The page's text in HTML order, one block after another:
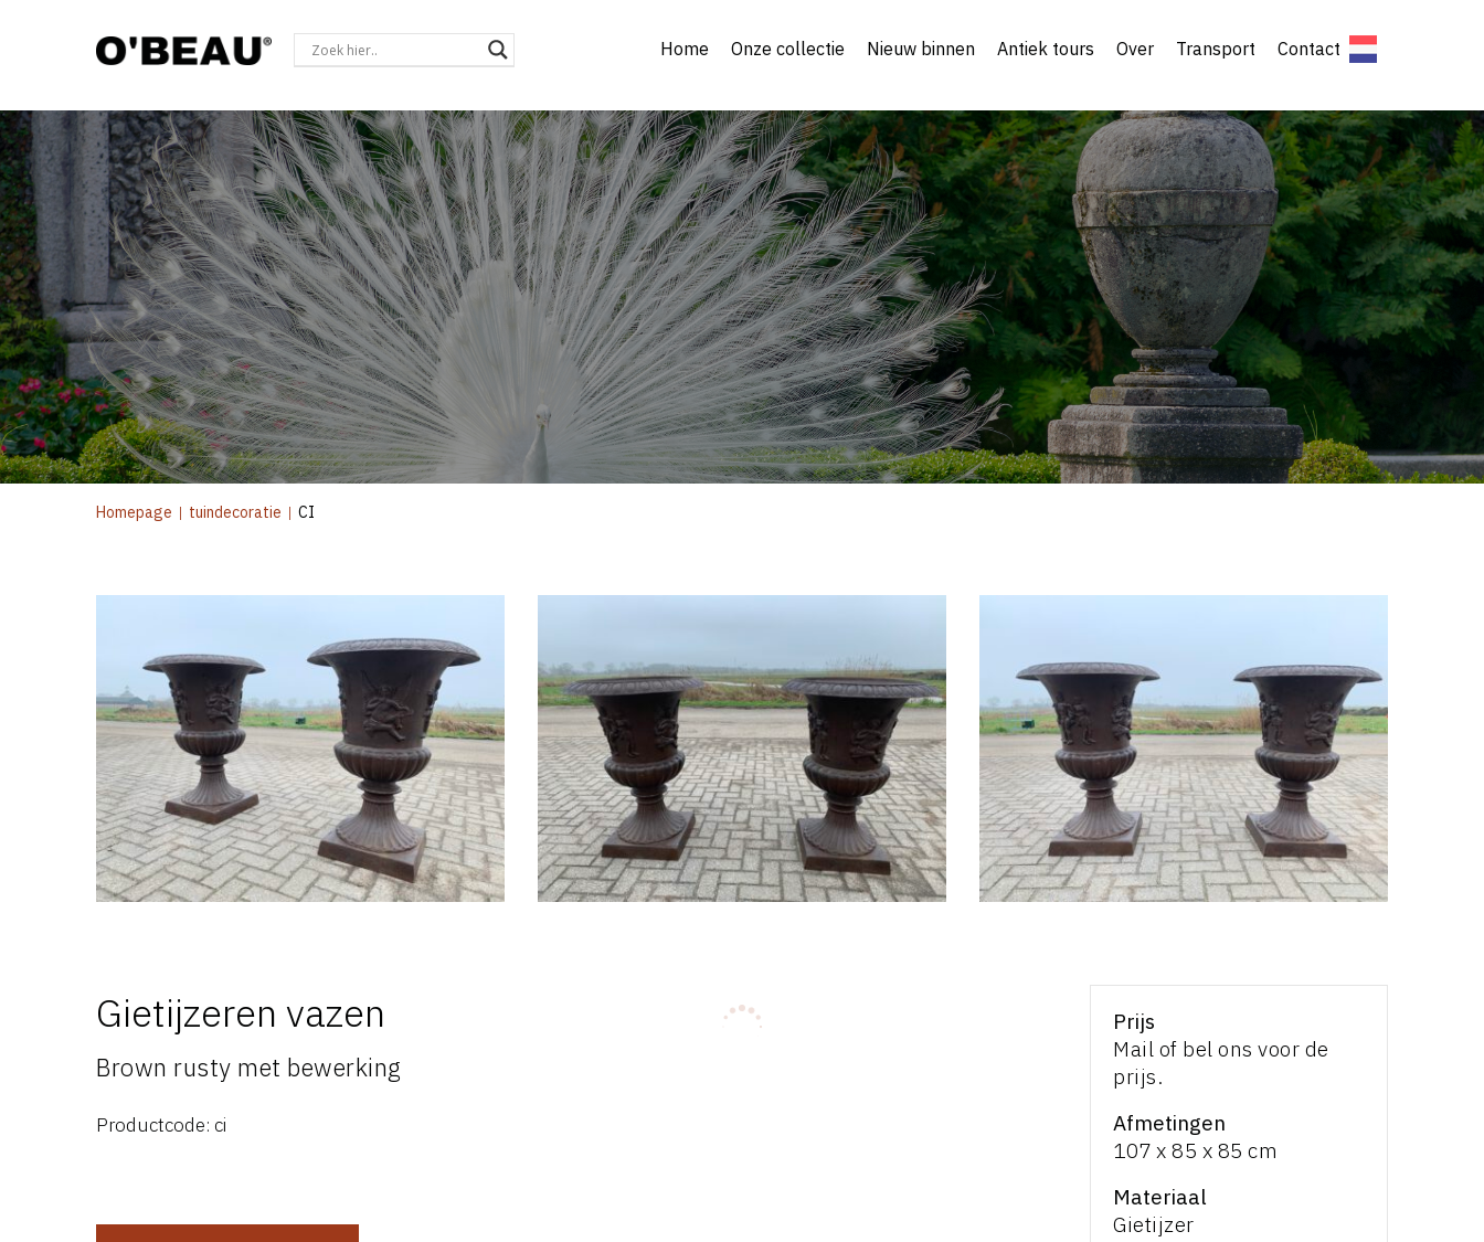
Home Onze collectie Nieuw binnen Antiek tours Over Transport Contact
Homepage | tuindecoratie | CI
Gietijzeren vazen
Brown rusty met bewerking
Productcode: ci
Prijs
Mail of bel ons voor de
prijs.
Afmetingen
107 x 85 x 85 cm
Materiaal
Gietijzer